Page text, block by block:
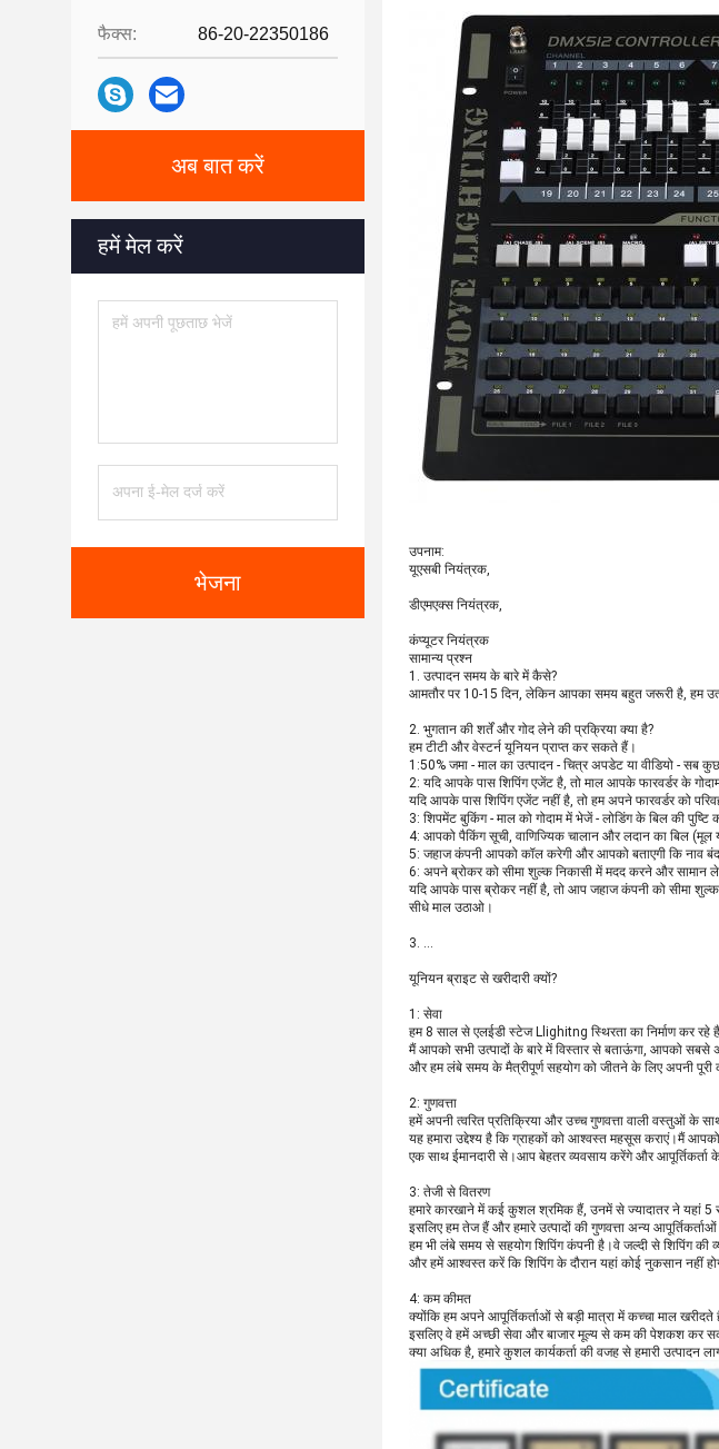
फैक्स: 86-20-22350186
अब बात करें
हमें मेल करें
भेजना
उपनाम:
यूएसबी नियंत्रक,
डीएमएक्स नियंत्रक,
कंप्यूटर नियंत्रक
सामान्य प्रश्न
1. उत्पादन समय के बारे में कैसे?
आमतौर पर 10-15 दिन, लेकिन आपका समय बहुत जरूरी है, हम
2. भुगतान की शर्तें और गोद लेने की प्रक्रिया क्या है?
हम टीटी और वेस्टर्न यूनियन प्राप्त कर सकते हैं।
1:50% जमा - माल का उत्पादन - चित्र अपडेट या वीडियो - सब
2: यदि आपके पास शिपिंग एजेंट है, तो माल आपके फारवर्डर के
यदि आपके पास शिपिंग एजेंट नहीं है, तो हम अपने फारवर्डर को
3: शिपमेंट बुकिंग - माल को गोदाम में भेजें - लोडिंग के बिल की पुष्टि
4: आपको पैकिंग सूची, वाणिज्यिक चालान और लदान का बिल (मूल
5: जहाज कंपनी आपको कॉल करेगी और आपको बताएगी कि नाव
6: अपने ब्रोकर को सीमा शुल्क निकासी में मदद करने और सामान
यदि आपके पास ब्रोकर नहीं है, तो आप जहाज कंपनी को सीमा
सीधे माल उठाओ।
3. ...
यूनियन ब्राइट से खरीदारी क्यों?
1: सेवा
हम 8 साल से एलईडी स्टेज Llighitng स्थिरता का निर्माण कर रहे
मैं आपको सभी उत्पादों के बारे में विस्तार से बताऊंगा, आपको
और हम लंबे समय के मैत्रीपूर्ण सहयोग को जीतने के लिए अपनी पूरी
2: गुणवत्ता
हमें अपनी त्वरित प्रतिक्रिया और उच्च गुणवत्ता वाली वस्तुओं के
यह हमारा उद्देश्य है कि ग्राहकों को आश्वस्त महसूस कराएं।मैं
एक साथ ईमानदारी से।आप बेहतर व्यवसाय करेंगे और
3: तेजी से वितरण
हमारे कारखाने में कई कुशल श्रमिक हैं, उनमें से ज्यादातर ने यहां
इसलिए हम तेज हैं और हमारे उत्पादों की गुणवत्ता अन्य
हम भी लंबे समय से सहयोग शिपिंग कंपनी है।वे जल्दी से शिपिंग की
और हमें आश्वस्त करें कि शिपिंग के दौरान यहां कोई नुकसान नहीं
4: कम कीमत
क्योंकि हम अपने आपूर्तिकर्ताओं से बड़ी मात्रा में कच्चा माल खरीदते
इसलिए वे हमें अच्छी सेवा और बाजार मूल्य से कम की पेशकश कर
क्या अधिक है, हमारे कुशल कार्यकर्ता की वजह से हमारी उत्पादन